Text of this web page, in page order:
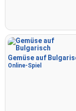
Gemüse auf
Online-Spiel